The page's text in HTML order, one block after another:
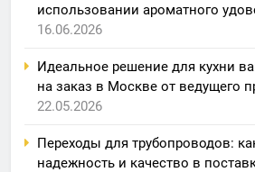
использовании ароматного
16.06.2026
Идеальное решение для кухни
на заказ в Москве от ведущего
22.05.2026
Переходы для трубопроводов:
надежность и качество в